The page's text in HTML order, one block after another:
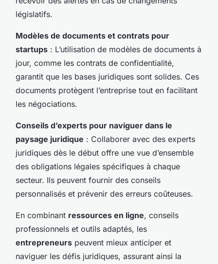
législatifs.
Modèles de documents et contrats pour
startups : L’utilisation de modèles de documents à
jour, comme les contrats de confidentialité,
garantit que les bases juridiques sont solides. Ces
documents protègent l’entreprise tout en facilitant
les négociations.
Conseils d’experts pour naviguer dans le
paysage juridique : Collaborer avec des experts
juridiques dès le début offre une vue d’ensemble
des obligations légales spécifiques à chaque
secteur. Ils peuvent fournir des conseils
personnalisés et prévenir des erreurs coûteuses.
En combinant ressources en ligne, conseils
professionnels et outils adaptés, les
entrepreneurs peuvent mieux anticiper et
naviguer les défis juridiques, assurant ainsi la